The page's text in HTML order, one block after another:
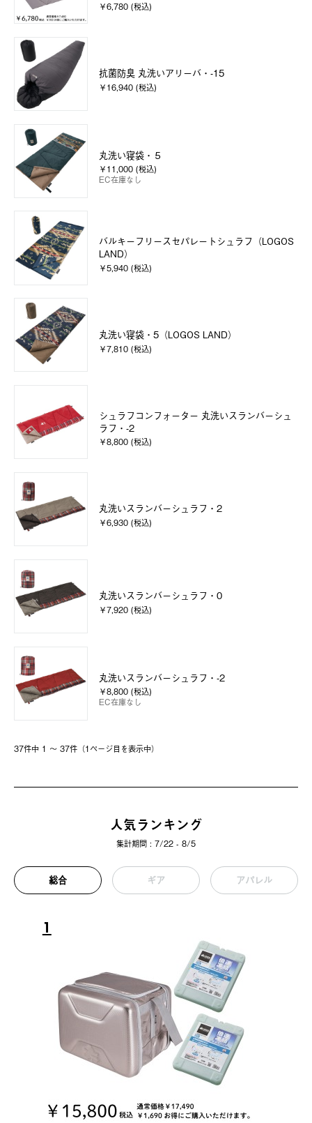
￥6,780 (税込)
抗菌防臭 丸洗いアリーバ・-15
￥16,940 (税込)
丸洗い寝袋・５
￥11,000 (税込)
EC在庫なし
バルキーフリースセパレートシュラフ（LOGOS
LAND）
￥5,940 (税込)
丸洗い寝袋・5（LOGOS LAND）
￥7,810 (税込)
シュラフコンフォーター 丸洗いスランバーシュ
ラフ・-2
￥8,800 (税込)
丸洗いスランバーシュラフ・2
￥6,930 (税込)
丸洗いスランバーシュラフ・0
￥7,920 (税込)
丸洗いスランバーシュラフ・-2
￥8,800 (税込)
EC在庫なし
37件中 1 〜 37件（1ページ⽬を表⽰中）
人気ランキング
集計期間 : 7/22 - 8/5
総合 ギア アパレル
1